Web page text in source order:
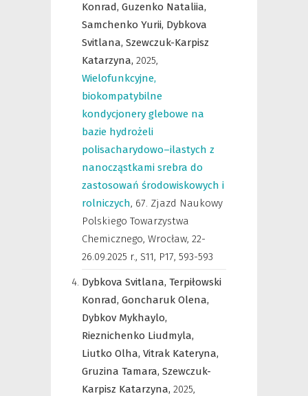
Konrad, Guzenko Nataliia,
Samchenko Yurii, Dybkova
Svitlana, Szewczuk-Karpisz
Katarzyna, 2025,
Wielofunkcyjne,
biokompatybilne
kondycjonery glebowe na
bazie hydrożeli
polisacharydowo–ilastych z
nanocząstkami srebra do
zastosowań środowiskowych i
rolniczych, 67. Zjazd Naukowy
Polskiego Towarzystwa
Chemicznego, Wrocław, 22-
26.09.2025 r., S11, P17, 593-593
Dybkova Svitlana, Terpiłowski
Konrad, Goncharuk Olena,
Dybkov Mykhaylo,
Rieznichenko Liudmyla,
Liutko Olha, Vitrak Kateryna,
Gruzina Tamara, Szewczuk-
Karpisz Katarzyna, 2025,